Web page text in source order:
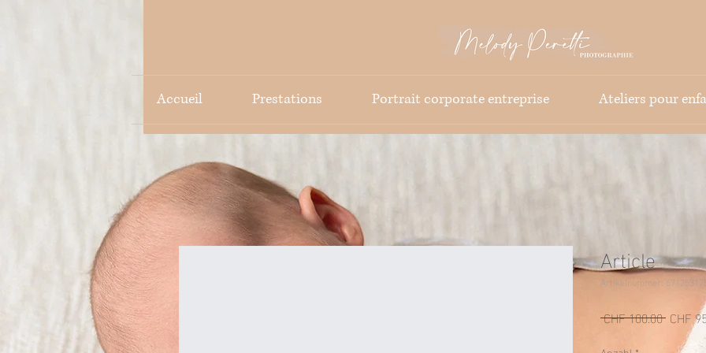
Accueil Prestations Portrait corporate entreprise Ateliers pour
Article
Artikelnummer:
CHF 100.00 CHF